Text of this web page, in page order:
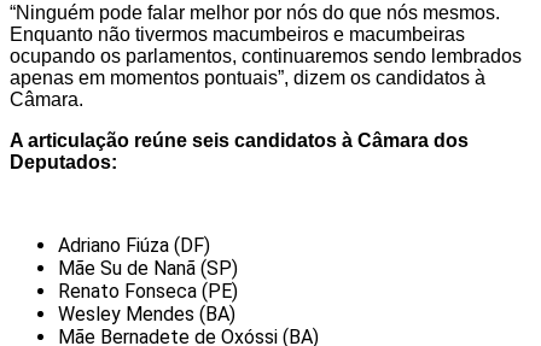
“Ninguém pode falar melhor por nós do que nós mesmos.
Enquanto não tivermos macumbeiros e macumbeiras
ocupando os parlamentos, continuaremos sendo lembrados
apenas em momentos pontuais”, dizem os candidatos à
Câmara.
A articulação reúne seis candidatos à Câmara dos
Deputados:
Adriano Fiúza (DF)
Mãe Su de Nanã (SP)
Renato Fonseca (PE)
Wesley Mendes (BA)
Mãe Bernadete de Oxóssi (BA)